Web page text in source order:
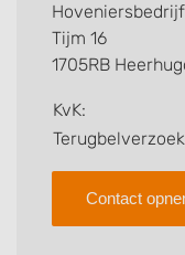
verzorgen.
achterlaten als u
Zoekt u een ander
hoveniers en
Tijm 16
1705RB
KvK:
Contact